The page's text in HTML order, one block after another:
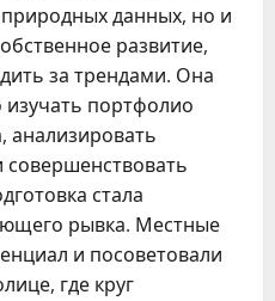
данных, но и
развитие,
за трендами. Она
изучать портфолио
анализировать
совершенствовать
стала
рывка. Местные
и посоветовали
где круг